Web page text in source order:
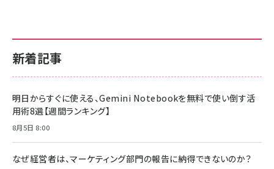
新着記事
明日からすぐに使える、Gemini Notebookを無料で使い倒す活
用術8選【週間ランキング】
8月5日 8:00
なぜ経営者は、マーケティング部門の報告に納得できないのか？